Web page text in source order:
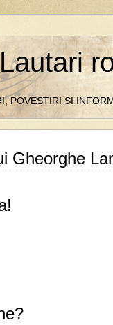
POVESTIRI SI
Gheorghe